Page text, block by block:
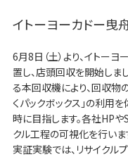
イトーヨーカドー曳
6月8日（土）より、イトー
置し、店頭回収を開始しま
る本回収機により、回収物
くパックボックス」の利用
時に目指します。各社HPや
クル工程の可視化を行いま
実証実験では、リサイクル